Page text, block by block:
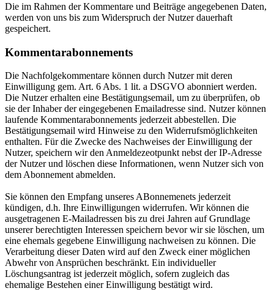
Die im Rahmen der Kommentare und Beiträge angegebenen Daten,
werden von uns bis zum Widerspruch der Nutzer dauerhaft
gespeichert.
Kommentarabonnements
Die Nachfolgekommentare können durch Nutzer mit deren
Einwilligung gem. Art. 6 Abs. 1 lit. a DSGVO abonniert werden.
Die Nutzer erhalten eine Bestätigungsemail, um zu überprüfen, ob
sie der Inhaber der eingegebenen Emailadresse sind. Nutzer können
laufende Kommentarabonnements jederzeit abbestellen. Die
Bestätigungsemail wird Hinweise zu den Widerrufsmöglichkeiten
enthalten. Für die Zwecke des Nachweises der Einwilligung der
Nutzer, speichern wir den Anmeldezeotpunkt nebst der IP-Adresse
der Nutzer und löschen diese Informationen, wenn Nutzer sich von
dem Abonnement abmelden.
Sie können den Empfang unseres ABonnemenets jederzeit
kündigen, d.h. Ihre Einwilligungen widerrufen. Wir können die
ausgetragenen E-Mailadressen bis zu drei Jahren auf Grundlage
unserer berechtigten Interessen speichern bevor wir sie löschen, um
eine ehemals gegebene Einwilligung nachweisen zu können. Die
Verarbeitung dieser Daten wird auf den Zweck einer möglichen
Abwehr von Ansprüchen beschränkt. Ein individueller
Löschungsantrag ist jederzeit möglich, sofern zugleich das
ehemalige Bestehen einer Einwilligung bestätigt wird.